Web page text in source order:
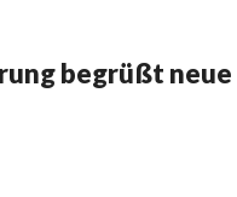
begrüßt neue